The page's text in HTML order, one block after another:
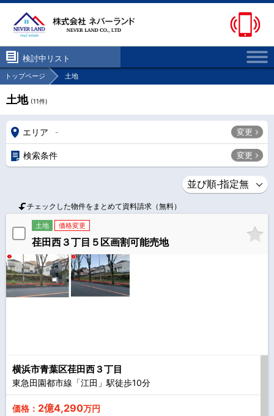
検討中リスト
トップページ 土地
土地 (11件)
エリア - 変更
検索条件 変更
チェックした物件をまとめて資料請求（無料）
土地 価格変更
荏田西３丁目５区画割可能売地
横浜市青葉区荏田西３丁目
東急田園都市線「江田」駅徒歩10分
価格： 2億4,290万円